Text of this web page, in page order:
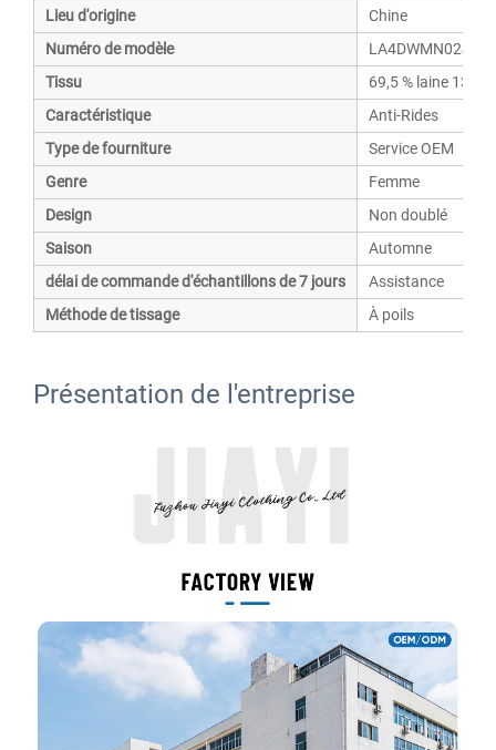
Lieu d'origine
Chine
Numéro de modèle
LA4DWMN0249
Tissu
69,5 % laine 13,6
Caractéristique
Anti-Rides
Type de fourniture
Service OEM
Genre
Femme
Design
Non doublé
Saison
Automne
délai de commande d'échantillons de 7 jours
Assistance
Méthode de tissage
À poils
Présentation de l'entreprise